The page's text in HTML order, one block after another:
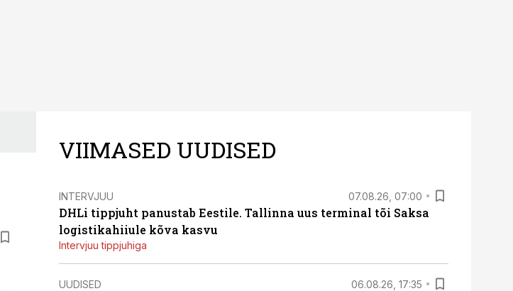
VIIMASED UUDISED
INTERVJUU 07.08.26, 07:00
DHLi tippjuht panustab Eestile. Tallinna uus terminal tõi Saksa
logistikahiiule kõva kasvu
Intervjuu tippjuhiga
UUDISED 06.08.26, 17:35